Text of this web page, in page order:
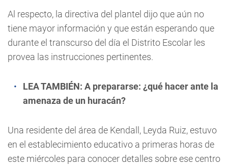
Al respecto, la directiva del plantel dijo que aún no
tiene mayor información y que están esperando que
durante el transcurso del día el Distrito Escolar les
provea las instrucciones pertinentes.
LEA TAMBIÉN: A prepararse: ¿qué hacer ante la
amenaza de un huracán?
Una residente del área de Kendall, Leyda Ruiz, estuvo
en el establecimiento educativo a primeras horas de
este miércoles para conocer detalles sobre ese centro